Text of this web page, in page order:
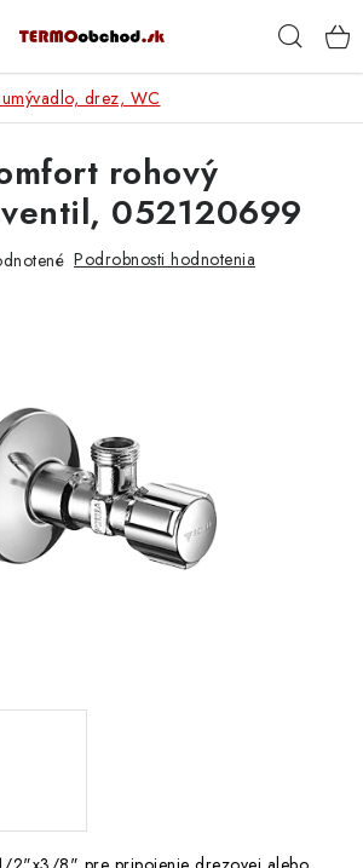
RADIÁTORY KORADO
Blog Kontakty
Napíšte nám
drez, WC
rohový
052120699
Podrobnosti hodnotenia